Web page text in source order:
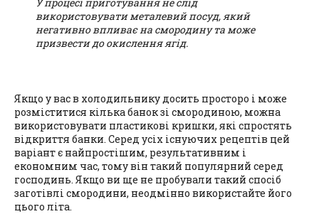
У процесі приготування не слід
використовувати металевий посуд, який
негативно впливає на смородину та може
призвести до окислення ягід.
Якщо у вас в холодильнику досить просторо і може
розміститися кілька банок зі смородиною, можна
використовувати пластикові кришки, які спростять
відкриття банки. Серед усіх існуючих рецептів цей
варіант є найпростішим, результативним і
економним час, тому він такий популярний серед
господинь. Якщо ви ще не пробували такий спосіб
заготівлі смородини, неодмінно використайте його
цього літа.